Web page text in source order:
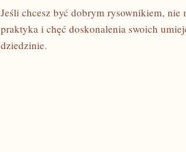
Jeśli chcesz ⁣być dobrym‌ rysownikiem, nie
praktyka i chęć doskonalenia⁣ swoich
‌dziedzinie.